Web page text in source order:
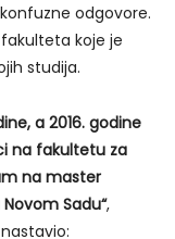
odgovore.
koje je
studija.
a 2016. godine
na fakultetu za
na master
Sadu“,